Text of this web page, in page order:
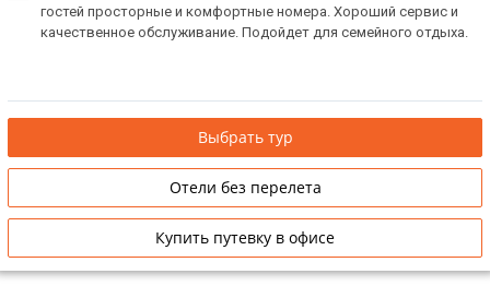
гостей просторные и комфортные номера. Хороший сервис и
качественное обслуживание. Подойдет для семейного отдыха.
Выбрать тур
Отели без перелета
Купить путевку в офисе